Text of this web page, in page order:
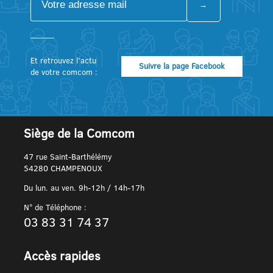
Et retrouvez l’actu
de votre comcom :
Suivre la page Facebook
Siège de la Comcom
47 rue Saint-Barthélémy
54280 CHAMPENOUX
Du lun. au ven. 9h-12h / 14h-17h
N° de Téléphone :
03 83 31 74 37
Accès rapides